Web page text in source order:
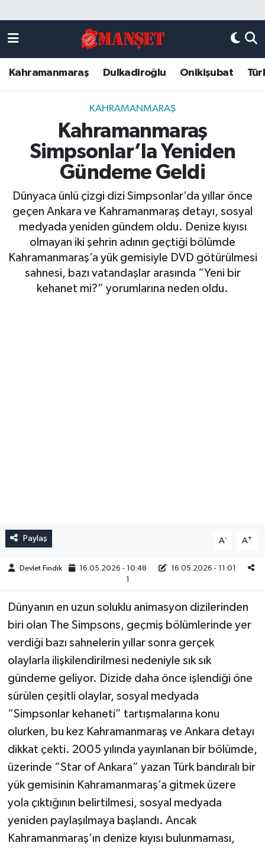
Kahramanmaraş Dulkadiroğlu Onikişubat
KAHRAMANMARAŞ
Kahramanmaraş
Simpsonlar’la Yeniden
Gündeme Geldi
Dünyaca ünlü çizgi dizi Simpsonlar’da yıllar önce
geçen Ankara ve Kahramanmaraş detayı, sosyal
medyada yeniden gündem oldu. Denize kıyısı
olmayan iki şehrin adının geçtiği bölümde
Kahramanmaraş’a yük gemisiyle DVD götürülmesi
sahnesi, bazı vatandaşlar arasında “Yeni bir
kehanet mi?” yorumlarına neden oldu.
Paylaş A- A+
Devlet Fındık 16.05.2026 - 10:48
16.05.2026 - 11:01
1
Dünyanın en uzun soluklu animasyon dizilerinden
biri olan The Simpsons, geçmiş bölümlerinde yer
verdiği bazı sahnelerin yıllar sonra gerçek
olaylarla ilişkilendirilmesi nedeniyle sık sık
gündeme geliyor. Dizide daha önce işlendiği öne
sürülen çeşitli olaylar, sosyal medyada
“Simpsonlar kehaneti” tartışmalarına konu
olurken, bu kez Kahramanmaraş ve Ankara detayı
dikkat çekti. 2005 yılında yayınlanan bir bölümde,
üzerinde “Star of Ankara” yazan Türk bandıralı bir
yük gemisinin Kahramanmaraş’a gitmek üzere
yola çıktığının belirtilmesi, sosyal medyada
yeniden paylaşılmaya başlandı. Ancak
Kahramanmaraş’ın denize kıyısı bulunmaması,
DULKADİROĞLU
KAHRAMANMARAŞ
ONİKİŞUBAT
ÖZEL HABER
Künye
Kahramanmaraş Nöbetçi Eczaneler
Kahramanmaraş Hava Durumu
Kahramanmaraş Trafik Yoğunluk Haritası
Süper Lig Puan Durumu ve Fikstür
Tüm Manşetler
Son Dakika Haberleri
Haber Arşivi